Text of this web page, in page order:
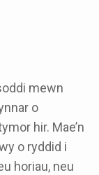
mewn
o
hir. Mae’n
o ryddid i
horiau, neu